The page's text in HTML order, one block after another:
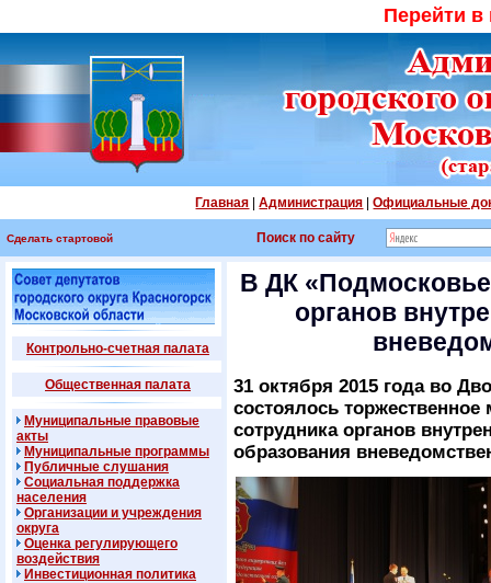
Перейти
Главная |Администрация |Официальные
Сделать стартовой Поиск по сайту
Контрольно-счетная палата
Общественная палата
Муниципальные правовые
акты
Муниципальные программы
Публичные слушания
Социальная поддержка
населения
Организации и учреждения
округа
Оценка регулирующего
воздействия
Инвестиционная политика
В ДК
органов
31 октября 2015 года во
состоялось
сотрудника органов
образования